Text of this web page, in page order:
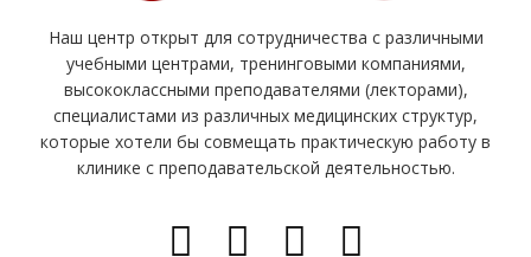
Наш центр открыт для сотрудничества с различными
учебными центрами, тренинговыми компаниями,
высококлассными преподавателями (лекторами),
специалистами из различных медицинских структур,
которые хотели бы совмещать практическую работу в
клинике с преподавательской деятельностью.